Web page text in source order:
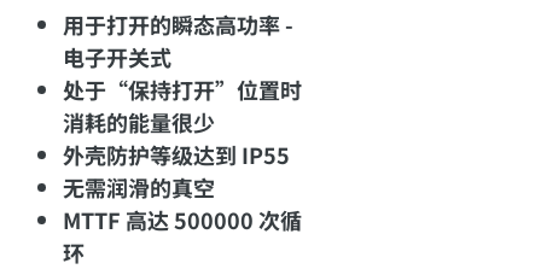
用于打开的瞬态高功率 -
电子开关式
处于“保持打开”位置时
消耗的能量很少
外壳防护等级达到 IP55
无需润滑的真空
MTTF 高达 500000 次循
环